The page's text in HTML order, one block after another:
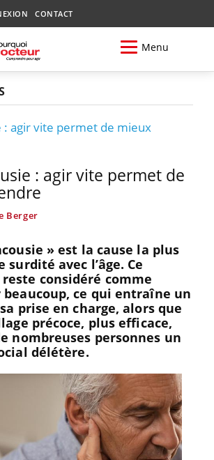
CONTACT
Menu
: agir vite permet de mieux
: agir vite permet de
Berger
» est la cause la plus
avec l’âge. Ce
considéré comme
ce qui entraîne un
prise en charge, alors que
précoce, plus efficace,
nombreuses personnes un
délétère.